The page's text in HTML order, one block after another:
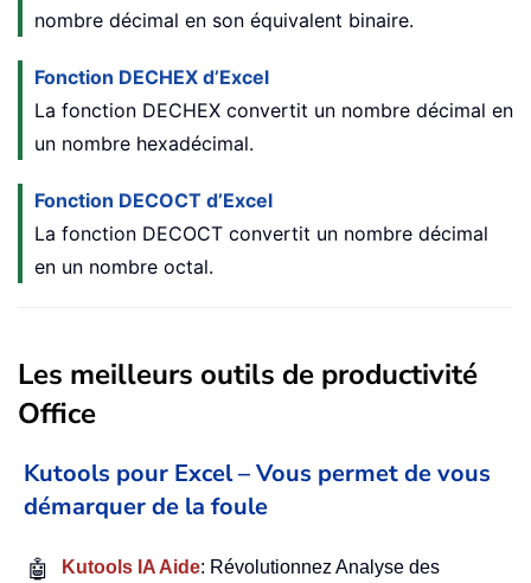
nombre décimal en son équivalent binaire.
Fonction DECHEX d’Excel
La fonction DECHEX convertit un nombre décimal en
un nombre hexadécimal.
Fonction DECOCT d’Excel
La fonction DECOCT convertit un nombre décimal
en un nombre octal.
Les meilleurs outils de productivité
Office
Kutools pour Excel – Vous permet de vous
démarquer de la foule
🤖 Kutools IA Aide: Révolutionnez Analyse des